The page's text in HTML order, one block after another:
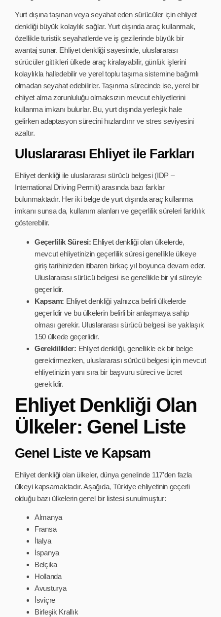
Yurt dışına taşınan veya seyahat eden sürücüler için ehliyet
denkliği büyük kolaylık sağlar. Yurt dışında araç kullanmak,
özellikle turistik seyahatlerde ve iş gezilerinde büyük bir
avantaj sunar. Ehliyet denkliği sayesinde, uluslararası
sürücüler gittikleri ülkede araç kiralayabilir, günlük işlerini
kolaylıkla halledebilir ve yerel toplu taşıma sistemine bağımlı
olmadan seyahat edebilirler. Taşınma sürecinde ise, yerel bir
ehliyet alma zorunluluğu olmaksızın mevcut ehliyetlerini
kullanma imkanı bulurlar. Bu, yurt dışında yerleşik hale
gelirken adaptasyon sürecini hızlandırır ve stres seviyesini
azaltır.
Uluslararası Ehliyet ile Farkları
Ehliyet denkliği ile uluslararası sürücü belgesi (IDP –
International Driving Permit) arasında bazı farklar
bulunmaktadır. Her iki belge de yurt dışında araç kullanma
imkanı sunsa da, kullanım alanları ve geçerlilik süreleri farklılık
gösterebilir.
Geçerlilik Süresi: Ehliyet denkliği olan ülkelerde,
mevcut ehliyetinizin geçerlilik süresi genellikle ülkeye
giriş tarihinizden itibaren birkaç yıl boyunca devam eder.
Uluslararası sürücü belgesi ise genellikle bir yıl süreyle
geçerlidir.
Kapsam: Ehliyet denkliği yalnızca belirli ülkelerde
geçerlidir ve bu ülkelerin belirli bir anlaşmaya sahip
olması gerekir. Uluslararası sürücü belgesi ise yaklaşık
150 ülkede geçerlidir.
Gereklilikler: Ehliyet denkliği, genellikle ek bir belge
gerektirmezken, uluslararası sürücü belgesi için mevcut
ehliyetinizin yanı sıra bir başvuru süreci ve ücret
gereklidir.
Ehliyet Denkliği Olan
Ülkeler: Genel Liste
Genel Liste ve Kapsam
Ehliyet denkliği olan ülkeler, dünya genelinde 117’den fazla
ülkeyi kapsamaktadır. Aşağıda, Türkiye ehliyetinin geçerli
olduğu bazı ülkelerin genel bir listesi sunulmuştur:
Almanya
Fransa
İtalya
İspanya
Belçika
Hollanda
Avusturya
İsviçre
Birleşik Krallık